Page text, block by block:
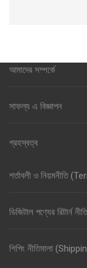
আমাদের সম্পর্কে
সাফল্য এ বিজ্ঞাপন
গ্রহস্বত্ব
শর্তাবলী ও নিয়মনীতি
ডিজিটাল পণ্যের রিটার্ন
শিপিং নীতিমালা